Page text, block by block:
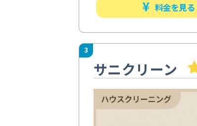
料金を見る
3
サニクリーン